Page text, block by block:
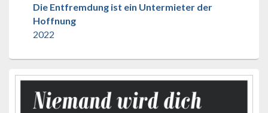
Die Entfremdung ist ein Untermieter der
Hoffnung
2022
Primärer
Widgetbereich